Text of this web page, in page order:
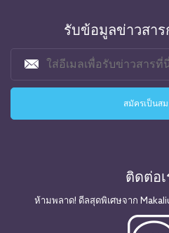
รับข้อมูลข่าวสาร
ติดต่อเ
ห้ามพลาด! ดีลสุดพิเศษจาก